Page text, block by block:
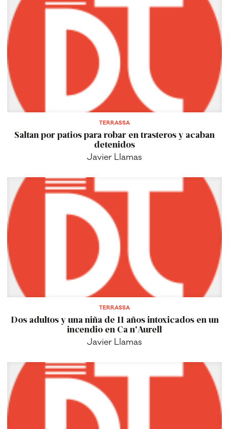
TERRASSA
Saltan por patios para robar en trasteros y acaban
detenidos
Javier Llamas
TERRASSA
Dos adultos y una niña de 11 años intoxicados en un
incendio en Ca n'Aurell
Javier Llamas